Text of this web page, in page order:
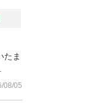
たま
08/05